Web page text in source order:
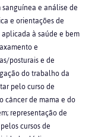
e análise de
e orientações de
à saúde e bem
e
posturais e de
do trabalho da
pelo curso de
câncer de mama e do
representação de
cursos de